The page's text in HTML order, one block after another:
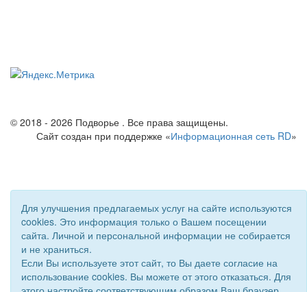
© 2018 - 2026 Подворье . Все права защищены.
Сайт создан при поддержке «Информационная сеть RD»
Для улучшения предлагаемых услуг на сайте используются
cookies. Это информация только о Вашем посещении
сайта. Личной и персональной информации не собирается
и не храниться.
Если Вы используете этот сайт, то Вы даете согласие на
использование cookies. Вы можете от этого отказаться. Для